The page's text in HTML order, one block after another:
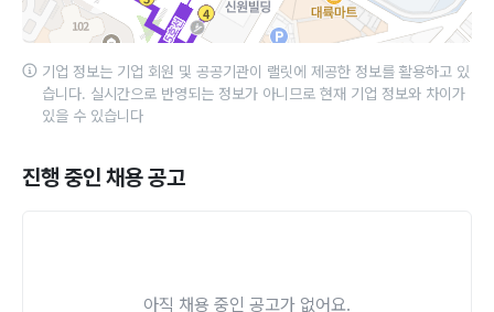
기업 정보는 기업 회원 및 공공기관이 랠릿에 제공한 정보를 활용하고 있
습니다. 실시간으로 반영되는 정보가 아니므로 현재 기업 정보와 차이가
있을 수 있습니다
진행 중인 채용 공고
아직 채용 중인 공고가 없어요.